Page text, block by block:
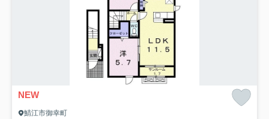
NEW
鯖江市御幸町